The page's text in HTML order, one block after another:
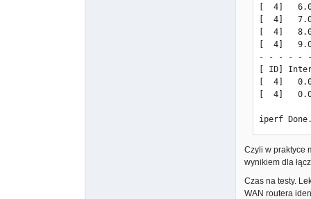
[  4]
[  4]
[  4]
[  4]
- - - - -
[ ID]
[  4]
[  4]
iperf Done.
Czyli w praktyce
wynikiem dla
Czas na testy.
WAN routera